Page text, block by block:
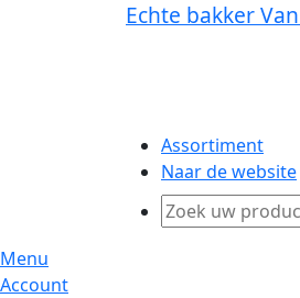
Echte bakker
Assortiment
Naar de website
Menu
Account